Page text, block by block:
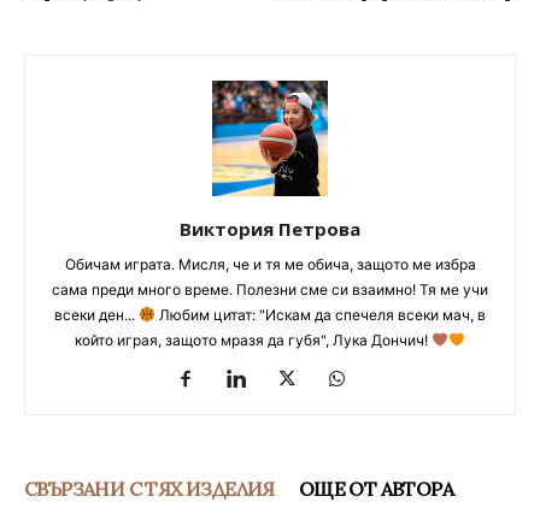
Виктория Петрова
Обичам играта. Мисля, че и тя ме обича, защото ме избра
сама преди много време. Полезни сме си взаимно! Тя ме учи
всеки ден...
Любим цитат: "Искам да спечеля всеки мач, в
който играя, защото мразя да губя", Лука Дончич!
СВЪРЗАНИ С ТЯХ ИЗДЕЛИЯ ОЩЕ ОТ АВТОРА